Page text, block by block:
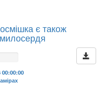
є також
00:00:00